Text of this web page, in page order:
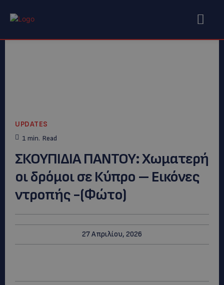
UPDATES
1 min. Read
ΣΚΟΥΠΙΔΙΑ ΠΑΝΤΟΥ: Χωματερή
οι δρόμοι σε Κύπρο – Εικόνες
ντροπής -(Φώτο)
27 Απριλίου, 2026